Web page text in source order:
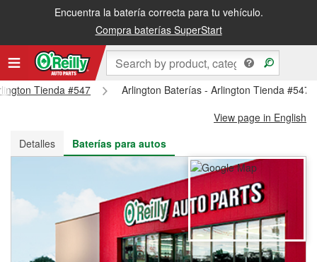
Encuentra la batería correcta para tu vehículo.
Compra baterías SuperStart
Recibe tu orden gratis al día siguiente o recógela en la tienda
Tienda #547
Arlington Baterías - Arlington Tienda #547
View page in English
Detalles
Baterías para autos